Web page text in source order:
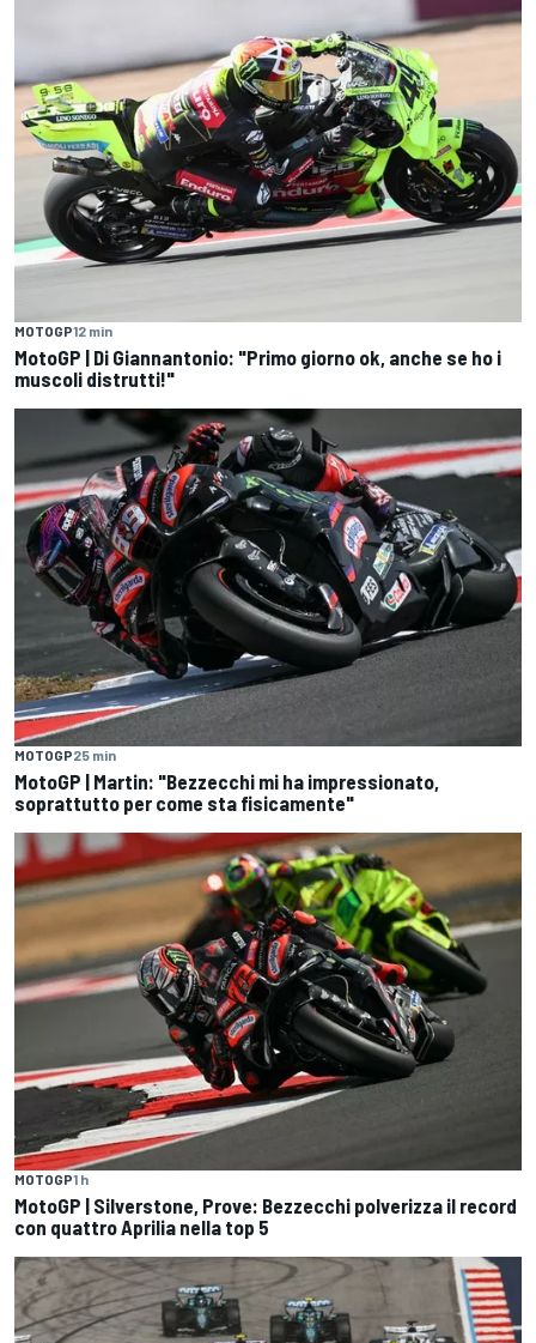
MOTOGP12 min
MotoGP | Di Giannantonio: "Primo giorno ok, anche se ho i
muscoli distrutti!"
MOTOGP25 min
MotoGP | Martin: "Bezzecchi mi ha impressionato,
soprattutto per come sta fisicamente"
MOTOGP1 h
MotoGP | Silverstone, Prove: Bezzecchi polverizza il record
con quattro Aprilia nella top 5